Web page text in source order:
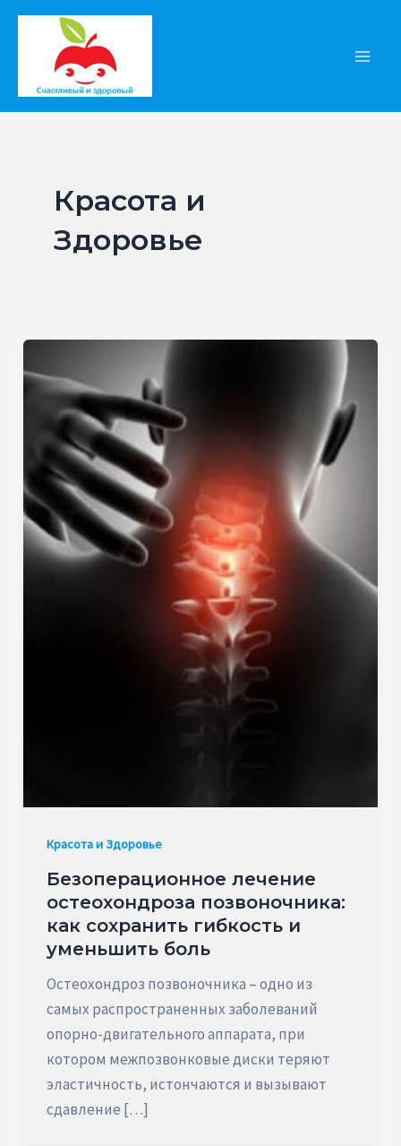
Перейти
содержимому
Красота и
Здоровье
Красота и Здоровье
Безоперационное лечение
остеохондроза позвоночника:
как сохранить гибкость и
уменьшить боль
Остеохондроз позвоночника – одно из
самых распространенных заболеваний
опорно-двигательного аппарата, при
котором межпозвонковые диски теряют
эластичность, истончаются и вызывают
сдавление […]